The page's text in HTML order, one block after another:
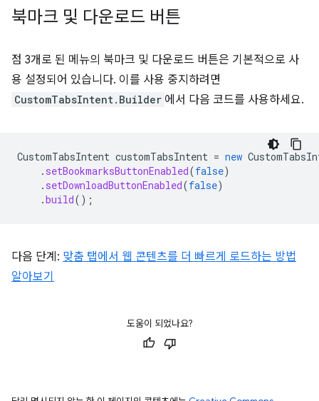
북마크 및 다운로드 버튼
점 3개로 된 메뉴의 북마크 및 다운로드 버튼은 기본적으로 사
용 설정되어 있습니다. 이를 사용 중지하려면
CustomTabsIntent.Builder 에서 다음 코드를 사용하세요.
CustomTabsIntent customTabsIntent = new
. setBookmarksButtonEnabled(false)
. setDownloadButtonEnabled(false)
.build();
다음 단계: 맞춤 탭에서 웹 콘텐츠를 더 빠르게 로드하는 방법
알아보기
도움이 되었나요?